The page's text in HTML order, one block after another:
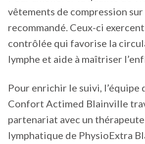
vêtements de compression sur
recommandé. Ceux-ci
contrôlée qui favorise la
lymphe et aide à maîtriser
Pour enrichir le suivi, l’équipe
Confort Actimed Blainville
partenariat avec un
lymphatique de PhysioExtra